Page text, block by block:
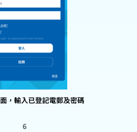
，輸入已登記電郵及密碼
6